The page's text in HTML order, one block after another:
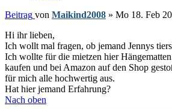
Beitrag von Maikind2008 » Mo 18. Feb
Hi ihr lieben,
Ich wollt mal fragen, ob jemand Jennys
Ich wollte für die mietzen hier
kaufen und bei Amazon auf den Shop
für mich alle hochwertig aus.
Hat hier jemand Erfahrung?
Nach oben